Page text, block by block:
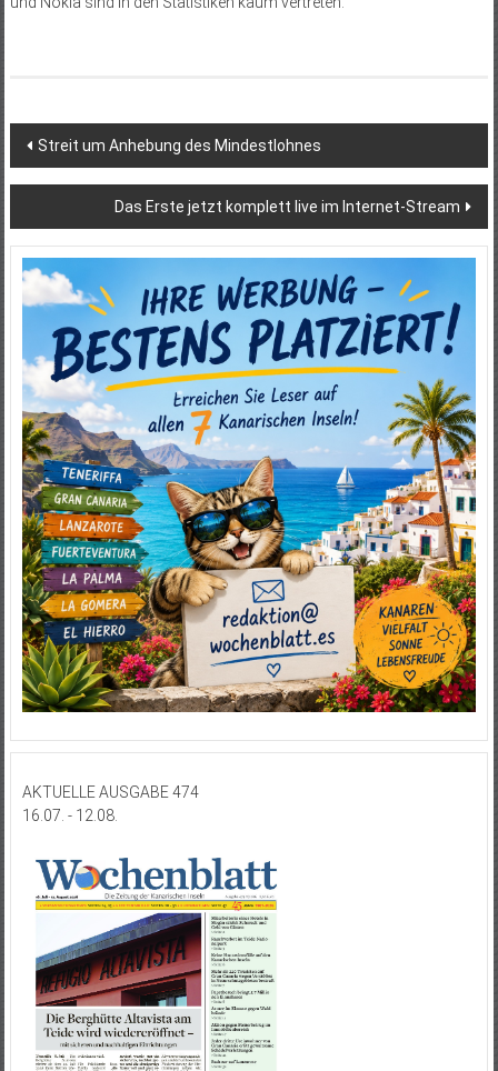
Beitragsnavigation
Streit um Anhebung des Mindestlohnes
Das Erste jetzt komplett live im Internet-Stream
AKTUELLE AUSGABE 474
16.07. - 12.08.